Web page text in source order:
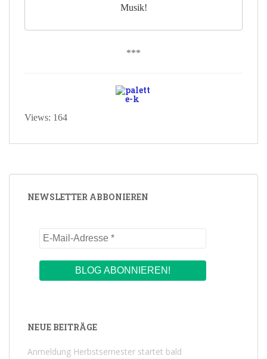
Musik!
***
Views: 164
NEWSLETTER ABBONIEREN
NEUE BEITRÄGE
Anmeldung Herbstsemester startet bald